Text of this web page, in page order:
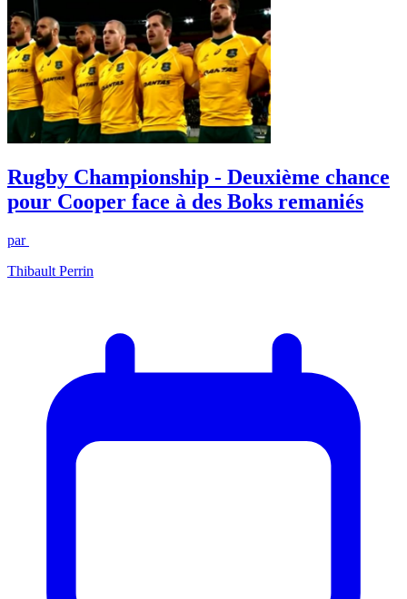
Rugby Championship - Deuxième chance
pour Cooper face à des Boks remaniés
par
Thibault Perrin